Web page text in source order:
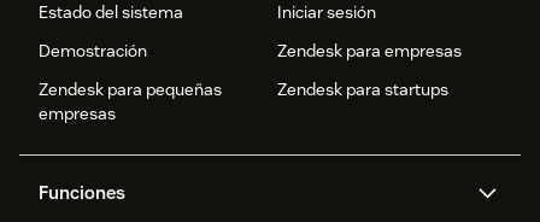
Estado del sistema
Iniciar sesión
Demostración
Zendesk para empresas
Zendesk para pequeñas
empresas
Zendesk para startups
Funciones